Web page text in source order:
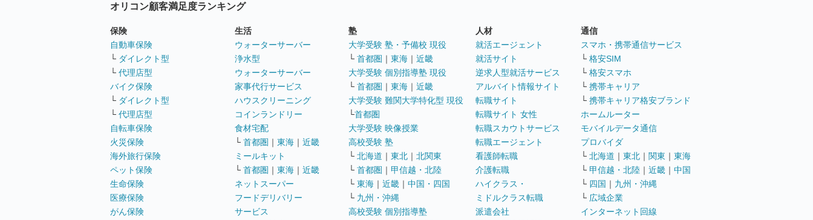
オリコン顧客満足度ランキング
保険
自動車保険
└ ダイレクト型
└ 代理店型
バイク保険
└ ダイレクト型
└ 代理店型
自転車保険
火災保険
海外旅行保険
ペット保険
生命保険
医療保険
がん保険
生活
ウォーターサーバー
浄水型
ウォーターサーバー
家事代行サービス
ハウスクリーニング
コインランドリー
食材宅配
└ 首都圏 ｜ 東海 ｜ 近畿
ミールキット
└ 首都圏 ｜ 東海 ｜ 近畿
ネットスーパー
フードデリバリー
サービス
塾
大学受験 塾・予備校 現役
└ 首都圏 ｜ 東海 ｜ 近畿
大学受験 個別指導塾 現役
└ 首都圏 ｜ 東海 ｜ 近畿
大学受験 難関大学特化型 現役
└首都圏
大学受験 映像授業
高校受験 塾
└ 北海道 ｜ 東北 ｜ 北関東
└ 首都圏 ｜ 甲信越・北陸
└ 東海 ｜ 近畿 ｜ 中国・四国
└ 九州・沖縄
高校受験 個別指導塾
人材
就活エージェント
就活サイト
逆求人型就活サービス
アルバイト情報サイト
転職サイト
転職サイト 女性
転職スカウトサービス
転職エージェント
看護師転職
介護転職
ハイクラス・
ミドルクラス転職
派遣会社
通信
スマホ・携帯通信サービス
└ 格安SIM
└ 格安スマホ
└ 携帯キャリア
└ 携帯キャリア格安ブランド
ホームルーター
モバイルデータ通信
プロバイダ
└ 北海道 ｜ 東北 ｜ 関東 ｜ 東海
└ 甲信越・北陸 ｜ 近畿 ｜ 中国
└ 四国 ｜ 九州・沖縄
└ 広域企業
インターネット回線